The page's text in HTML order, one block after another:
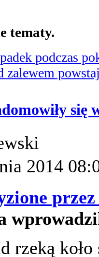
tematy.
podczas
zalewem
się
2014
rzeką